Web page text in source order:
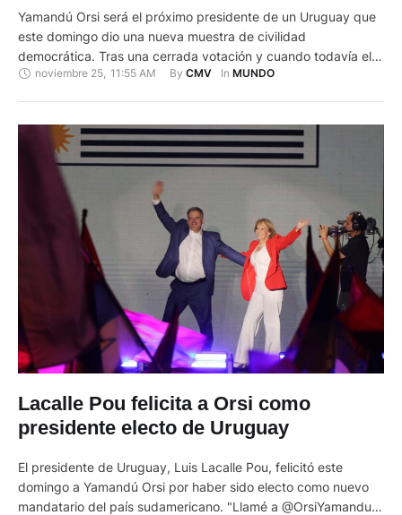
Yamandú Orsi será el próximo presidente de un Uruguay que
este domingo dio una nueva muestra de civilidad
democrática. Tras una cerrada votación y cuando todavía el
escrutinio oficial no daba a ninguno de los candidatos como
noviembre 25 11:55 AM By CMV In MUNDO
Lacalle Pou felicita a Orsi como
presidente electo de Uruguay
El presidente de Uruguay, Luis Lacalle Pou, felicitó este
domingo a Yamandú Orsi por haber sido electo como nuevo
mandatario del país sudamericano. "Llamé a @OrsiYamandu